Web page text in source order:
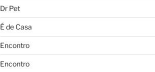
Dr Pet
É de Casa
Encontro
Encontro